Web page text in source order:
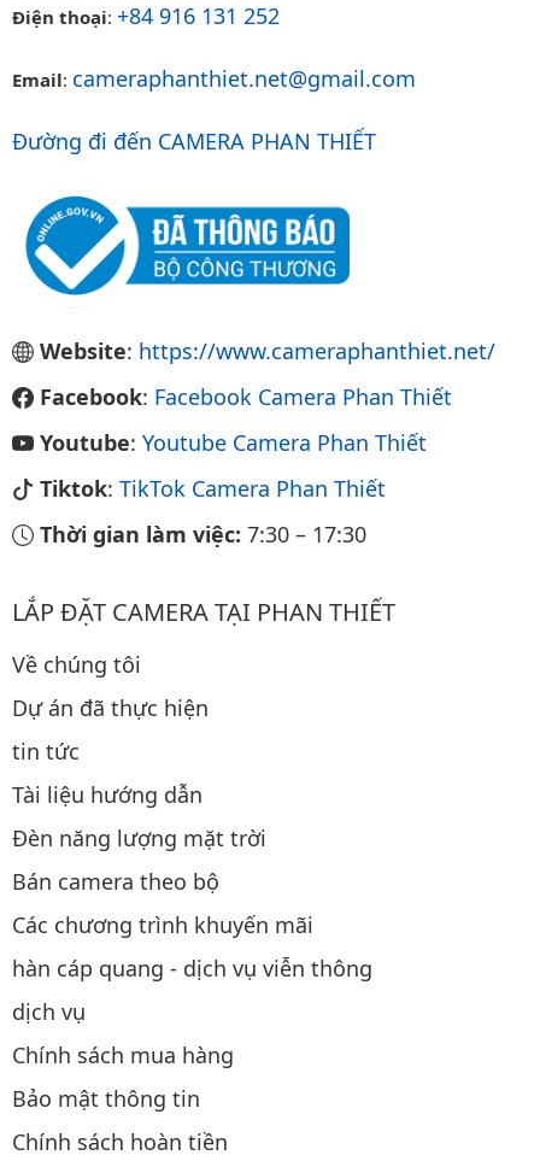
Điện thoại: +84 916 131 252
Email: cameraphanthiet.net@gmail.com
Đường đi đến CAMERA PHAN THIẾT
Website: https://www.cameraphanthiet.net/
Facebook: Facebook Camera Phan Thiết
Youtube: Youtube Camera Phan Thiết
Tiktok: TikTok Camera Phan Thiết
Thời gian làm việc: 7:30 – 17:30
LẮP ĐẶT CAMERA TẠI PHAN THIẾT
Về chúng tôi
Dự án đã thực hiện
tin tức
Tài liệu hướng dẫn
Đèn năng lượng mặt trời
Bán camera theo bộ
Các chương trình khuyến mãi
hàn cáp quang - dịch vụ viễn thông
dịch vụ
Chính sách mua hàng
Bảo mật thông tin
Chính sách hoàn tiền